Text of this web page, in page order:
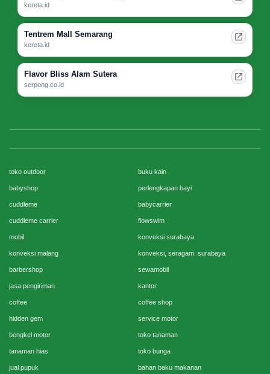
kereta.id
Tentrem Mall Semarang
kereta.id
Flavor Bliss Alam Sutera
serpong.co.id
toko outdoor buku kain
babyshop perlengkapan bayi
cuddleme babycarrier
cuddleme carrier flowswim
mobil konveksi surabaya
konveksi malang konveksi, seragam, surabaya
barbershop sewamobil
jasa pengiriman kantor
coffee coffee shop
hidden gem service motor
bengkel motor toko tanaman
tanaman hias toko bunga
jual pupuk bahan baku makanan